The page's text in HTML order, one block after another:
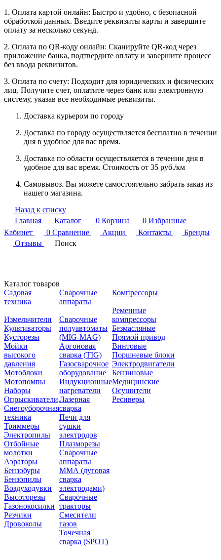
1. Оплата картой онлайн: Быстро и удобно, с безопасной
обработкой данных. Введите реквизиты карты и завершите
оплату за несколько секунд.
2. Оплата по QR-коду онлайн: Сканируйте QR-код через
приложение банка, подтвердите оплату и завершите процесс
без ввода реквизитов.
3. Оплата по счету: Подходит для юридических и физических
лиц. Получите счет, оплатите через банк или электронную
систему, указав все необходимые реквизиты.
Доставка курьером по городу
Доставка по городу осуществляется бесплатно в течении
дня в удобное для вас время.
Доставка по области осуществляется в течении дня в
удобное для вас время. Стоимость от 35 руб./км
Самовывоз. Вы можете самостоятельно забрать заказ из
нашего магазина.
Назад к списку
Главная
Каталог 0 Корзина 0 Избранные
Кабинет
0 Сравнение Акции Контакты
Бренды
Отзывы
Поиск
Каталог товаров
Садовая
техника
Измельчители
Культиваторы
Кусторезы
Мойки
высокого
давления
Мотоблоки
Мотопомпы
Наборы
Опрыскиватели
Снегоуборочная
техника
Триммеры
Электропилы
Отбойные
молотки
Аэраторы
Бензобуры
Бензопилы
Воздуходувки
Высоторезы
Газонокосилки
Резчики
Дровоколы
Сварочные
аппараты
Сварочные
полуавтоматы
(MIG-MAG)
Аргоновая
сварка (TIG)
Газосварочное
оборудование
Индукционные
нагреватели
Лазерная
сварка
Печи для
сушки
электродов
Плазморезы
Сварочные
аппараты
ММА (дуговая
сварка
электродами)
Сварочные
тракторы
Смесители
газов
Точечная
сварка (SPOT)
Компрессоры
Ременные
компрессоры
Безмасляные
Прямой привод
Винтовые
Поршневые блоки
Электродвигатели
Бензиновые
Медицинские
Осушители
Ресиверы